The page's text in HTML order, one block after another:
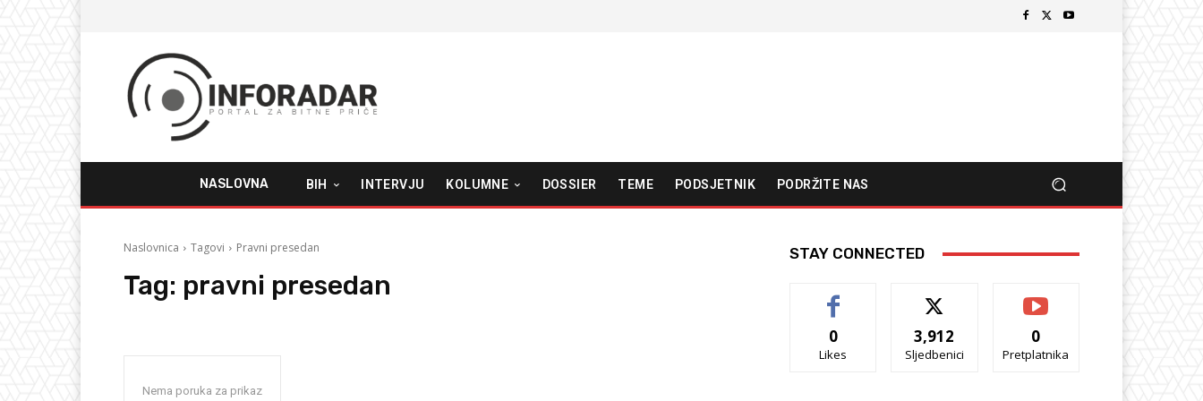
NASLOVNA BIH INTERVJU KOLUMNE DOSSIER TEME PODSJETNIK PODRŽITE NAS
Naslovnica Tagovi Pravni presedan
Tag: pravni presedan
Nema poruka za prikaz
STAY CONNECTED
0
Likes
3,912
Sljedbenici
0
Pretplatnika